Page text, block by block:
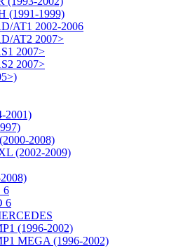
(1991-1999)
AT1 2002-2006
AT2 2007>
2007>
2007>
2001)
2008)
(2002-2009)
6
6
(1996-2002)
MEGA (1996-2002)